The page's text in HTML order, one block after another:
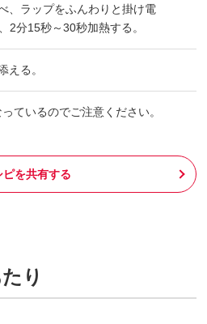
、ラップをふんわりと掛け電
2分15秒～30秒加熱する。
える。
ているのでご注意ください。
ピを共有する
り